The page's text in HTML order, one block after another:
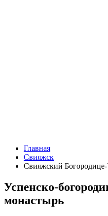
Главная
Свияжск
Свияжский
Успенско-
монастырь